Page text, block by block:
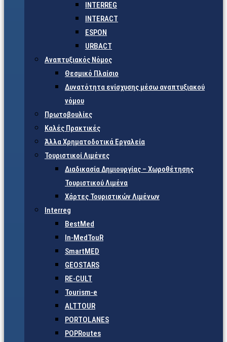
INTERREG
INTERACT
ESPON
URBACT
Αναπτυξιακός Νόμος
Θεσμικό Πλαίσιο
Δυνατότητα ενίσχυσης μέσω αναπτυξιακού
νόμου
Πρωτοβουλίες
Καλές Πρακτικές
Άλλα Χρηματοδοτικά Εργαλεία
Τουριστικοί Λιμένες
Διαδικασία Δημιουργίας – Χωροθέτησης
Τουριστικού Λιμένα
Χάρτες Τουριστικών Λιμένων
Interreg
BestMed
In-MedTouR
SmartMED
GEOSTARS
RE-CULT
Tourism-e
ALTTOUR
PORTOLANES
POPRoutes